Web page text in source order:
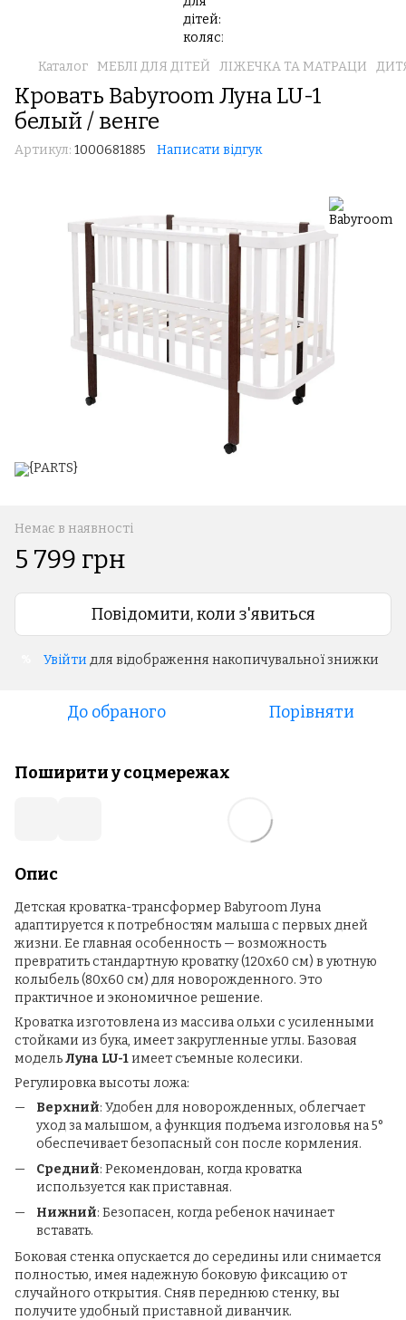
Каталог МЕБЛІ ДЛЯ ДІТЕЙ ЛІЖЕЧКА ТА МАТРАЦИ
Кровать Babyroom Луна LU-1
белый / венге
Артикул: 1000681885 Написати відгук
Немає в наявності
5 799 грн
Повідомити, коли з'явиться
Увійти для відображення накопичувальної знижки
До обраного Порівняти
Поширити у соцмережах
Опис
Детская кроватка-трансформер Babyroom Луна
адаптируется к потребностям малыша с первых дней
жизни. Ее главная особенность — возможность
превратить стандартную кроватку (120x60 см) в уютную
колыбель (80x60 см) для новорожденного. Это
практичное и экономичное решение.
Кроватка изготовлена из массива ольхи с усиленными
стойками из бука, имеет закругленные углы. Базовая
модельЛуна LU-1имеет съемные колесики.
Регулировка высоты ложа:
Верхний: Удобен для новорожденных, облегчает
уход за малышом, а функция подъема изголовья на 5°
обеспечивает безопасный сон после кормления.
Средний: Рекомендован, когда кроватка
используется как приставная.
Нижний: Безопасен, когда ребенок начинает
вставать.
Боковая стенка опускается до середины или снимается
полностью, имея надежную боковую фиксацию от
случайного открытия. Сняв переднюю стенку, вы
получите удобный приставной диванчик.